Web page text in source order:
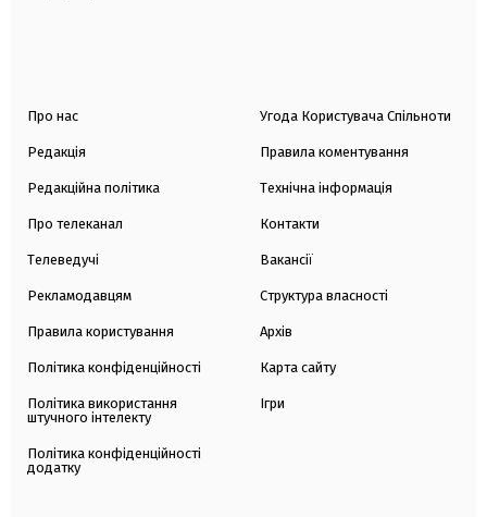
Про нас
Редакція
Редакційна політика
Про телеканал
Телеведучі
Рекламодавцям
Правила користування
Політика конфіденційності
Політика використання
штучного інтелекту
Політика конфіденційності
додатку
Угода Користувача Спільноти
Правила коментування
Технічна інформація
Контакти
Вакансії
Структура власності
Архів
Карта сайту
Ігри